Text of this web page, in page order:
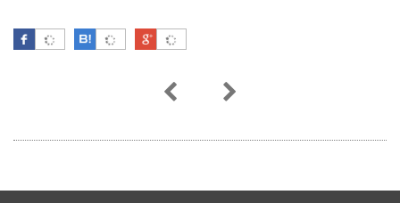
Facebook はてなブックマーク
Google Plus